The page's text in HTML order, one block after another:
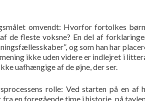
omvendt: Hvorfor fortolkes
de fleste voksne? En del af
og som han har
ikke uden videre er indlejret i
uafhængige af de øjne, der ser.
rolle: Ved starten på en af
en foregående time i historie, på